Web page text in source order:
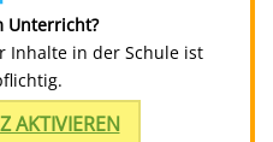
Unterricht?
Inhalte in der Schule ist
AKTIVIEREN